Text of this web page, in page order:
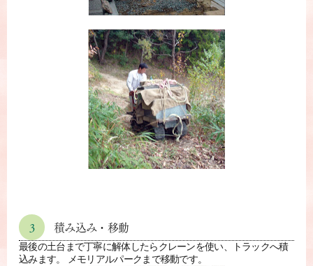
3 積み込み・移動
最後の土台まで丁寧に解体したらクレーンを使い、トラックへ積
込みます。 メモリアルパークまで移動です。